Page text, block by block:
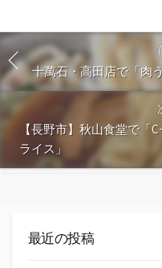
十萬石・高田店で「肉
【長野市】秋山食堂で「
ライス」
最近の投稿